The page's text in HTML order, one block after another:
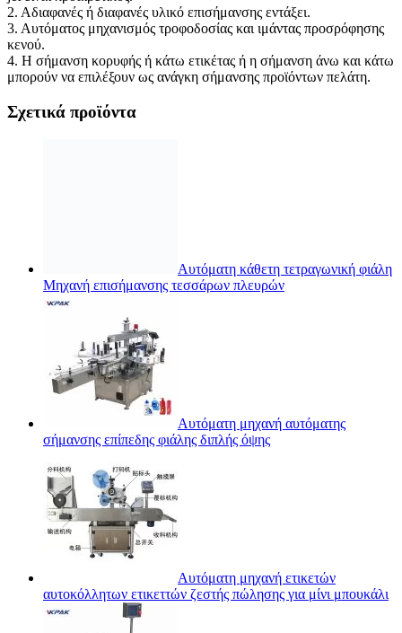
2. Αδιαφανές ή διαφανές υλικό επισήμανσης εντάξει.
3. Αυτόματος μηχανισμός τροφοδοσίας και ιμάντας προσρόφησης
κενού.
4. Η σήμανση κορυφής ή κάτω ετικέτας ή η σήμανση άνω και κάτω
μπορούν να επιλέξουν ως ανάγκη σήμανσης προϊόντων πελάτη.
Σχετικά προϊόντα
Αυτόματη κάθετη τετραγωνική φιάλη
Μηχανή επισήμανσης τεσσάρων πλευρών
Αυτόματη μηχανή αυτόματης
σήμανσης επίπεδης φιάλης διπλής όψης
Αυτόματη μηχανή ετικετών
αυτοκόλλητων ετικεττών ζεστής πώλησης για μίνι μπουκάλι